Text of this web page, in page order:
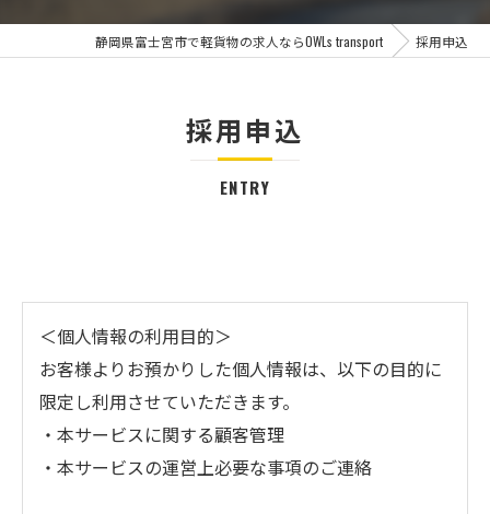
静岡県富士宮市で軽貨物の求人ならOWLs transport 採用申込
採用申込
ENTRY
＜個人情報の利用目的＞
お客様よりお預かりした個人情報は、以下の目的に
限定し利用させていただきます。
・本サービスに関する顧客管理
・本サービスの運営上必要な事項のご連絡